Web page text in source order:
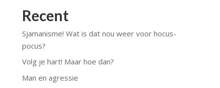
Recent
Sjamanisme! Wat is dat nou weer voor hocus-
pocus?
Volg je hart! Maar hoe dan?
Man en agressie